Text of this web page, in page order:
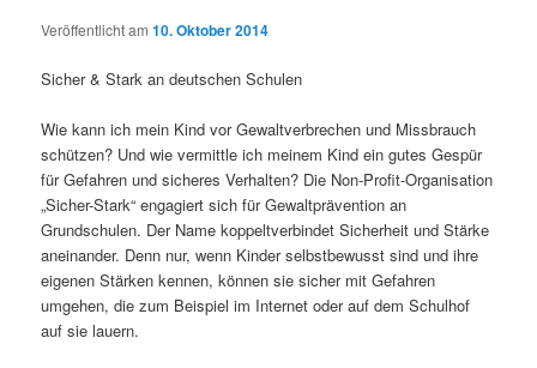
Veröffentlicht am10. Oktober 2014
Sicher & Stark an deutschen Schulen
Wie kann ich mein Kind vor Gewaltverbrechen und Missbrauch
schützen? Und wie vermittle ich meinem Kind ein gutes Gespür
für Gefahren und sicheres Verhalten? Die Non-Profit-Organisation
„Sicher-Stark“ engagiert sich für Gewaltprävention an
Grundschulen. Der Name koppeltverbindet Sicherheit und Stärke
aneinander. Denn nur, wenn Kinder selbstbewusst sind und ihre
eigenen Stärken kennen, können sie sicher mit Gefahren
umgehen, die zum Beispiel im Internet oder auf dem Schulhof
auf sie lauern.